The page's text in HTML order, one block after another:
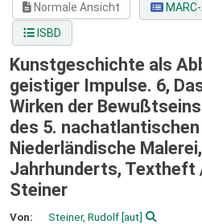
Normale Ansicht
ISBD
Kunstgeschichte als
geistiger Impulse. 6,
Wirken der
des 5.
Niederländische
Jahrhunderts, Textheft
Steiner
Von: Steiner, Rudolf[aut]